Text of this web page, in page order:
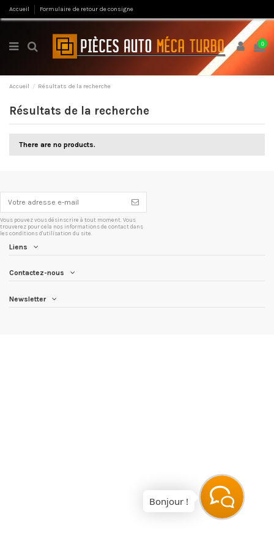
Accueil Formulaire de retour de consigne
0
Accueil Résultats de la recherche
Résultats de la recherche
There are no products.
Vous pouvez vous désinscrire à tout moment. Vous
trouverez pour cela nos informations de contact dans
les conditions d'utilisation du site.
Liens
Contactez-nous
Newsletter
Bonjour !